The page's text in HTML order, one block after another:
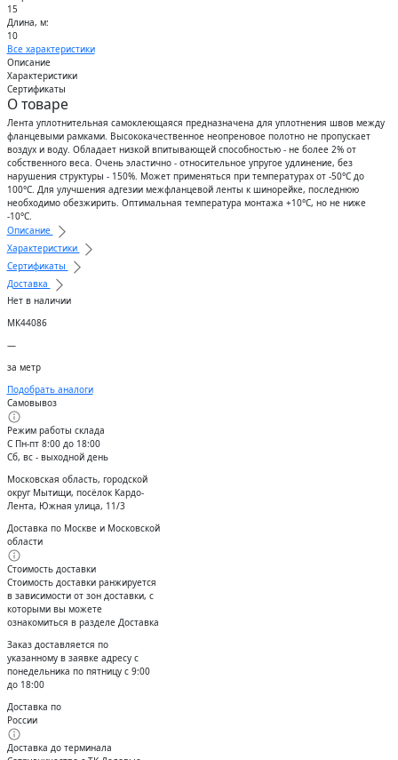
15
Длина, м:
10
Все характеристики
Описание
Характеристики
Сертификаты
О товаре
Лента уплотнительная самоклеющаяся предназначена для уплотнения швов между
фланцевыми рамками. Высококачественное неопреновое полотно не пропускает
воздух и воду. Обладает низкой впитывающей способностью - не более 2% от
собственного веса. Очень эластично - относительное упругое удлинение, без
нарушения структуры - 150%. Может применяться при температурах от -50°C до
100°C. Для улучшения адгезии межфланцевой ленты к шинорейке, последнюю
необходимо обезжирить. Оптимальная температура монтажа +10°C, но не ниже
-10°C.
Описание
Характеристики
Сертификаты
Доставка
Нет в наличии
МК44086
—
за метр
Подобрать аналоги
Самовывоз
Режим работы склада
С Пн-пт 8:00 до 18:00
Сб, вс - выходной день
Московская область, городской
округ Мытищи, посёлок Кардо-
Лента, Южная улица, 11/3
Доставка по Москве и Московской
области
Стоимость доставки
Стоимость доставки ранжируется
в зависимости от зон доставки, с
которыми вы можете
ознакомиться в разделе Доставка
Заказ доставляется по
указанному в заявке адресу с
понедельника по пятницу с 9:00
до 18:00
Доставка по
России
Доставка до терминала